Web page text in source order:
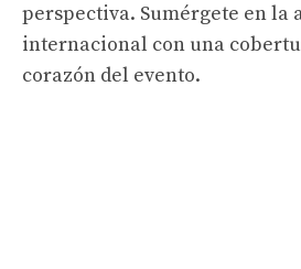
perspectiva. Sumérgete en la
internacional con una
corazón del evento.